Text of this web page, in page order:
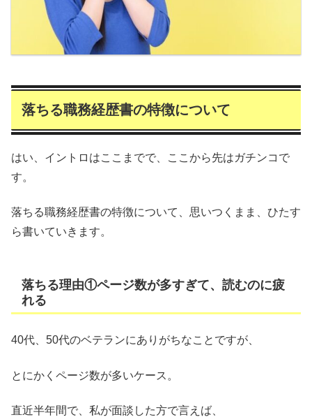
落ちる職務経歴書の特徴について
はい、イントロはここまでで、ここから先はガチンコで
す。
落ちる職務経歴書の特徴について、思いつくまま、ひたす
ら書いていきます。
落ちる理由①ページ数が多すぎて、読むのに疲
れる
40代、50代のベテランにありがちなことですが、
とにかくページ数が多いケース。
直近半年間で、私が面談した方で言えば、